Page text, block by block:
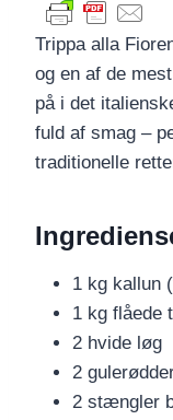
Trippa alla
og en af de
på i det
fuld af smag –
traditionelle
1 kg kallun
1 kg flåede
2 hvide løg
2
2 stængler